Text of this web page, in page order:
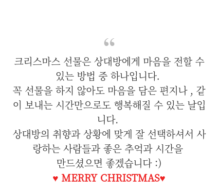
크리스마스 선물은 상대방에게 마음을 전할 수
있는 방법 중 하나입니다.
꼭 선물을 하지 않아도 마음을 담은 편지나 , 같
이 보내는 시간만으로도 행복해질 수 있는 날입
니다.
상대방의 취향과 상황에 맞게 잘 선택하셔서 사
랑하는 사람들과 좋은 추억과 시간을
만드셨으면 좋겠습니다 :)
♥ MERRY CHRISTMAS♥